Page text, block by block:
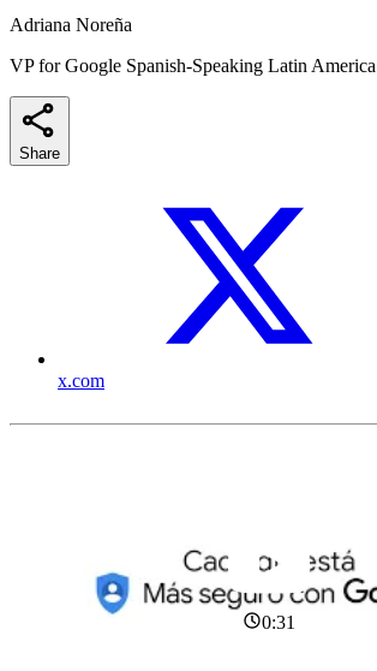
Adriana Noreña
VP for Google Spanish-Speaking Latin America
Share
x.com
0:31